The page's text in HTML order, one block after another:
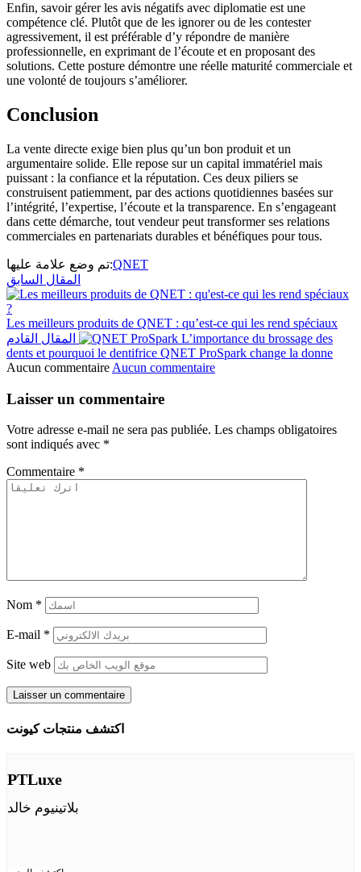
Enfin, savoir gérer les avis négatifs avec diplomatie est une
compétence clé. Plutôt que de les ignorer ou de les contester
agressivement, il est préférable d’y répondre de manière
professionnelle, en exprimant de l’écoute et en proposant des
solutions. Cette posture démontre une réelle maturité commerciale et
une volonté de toujours s’améliorer.
Conclusion
La vente directe exige bien plus qu’un bon produit et un
argumentaire solide. Elle repose sur un capital immatériel mais
puissant : la confiance et la réputation. Ces deux piliers se
construisent patiemment, par des actions quotidiennes basées sur
l’intégrité, l’expertise, l’écoute et la transparence. En s’engageant
dans cette démarche, tout vendeur peut transformer ses relations
commerciales en partenariats durables et bénéfiques pour tous.
تم وضع علامة عليها:QNET
المقال السابق
Les meilleurs produits de QNET : qu’est-ce qui les rend spéciaux
المقال القادم
L’importance du brossage des
dents et pourquoi le dentifrice QNET ProSpark change la donne
Aucun commentaire Aucun commentaire
Laisser un commentaire
Votre adresse e-mail ne sera pas publiée. Les champs obligatoires
sont indiqués avec *
Commentaire *
Nom *
E-mail *
Site web
اكتشف منتجات كيونت
PTLuxe
بلاتينيوم خالد